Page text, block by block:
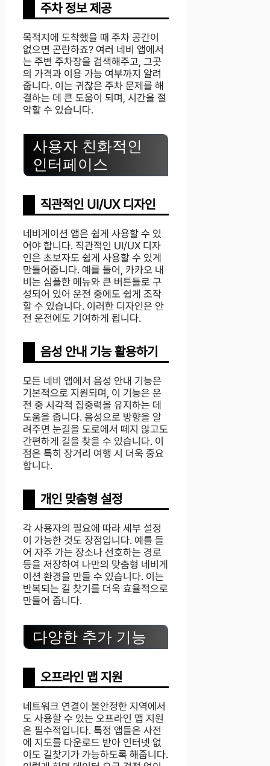
주차 정보 제공
목적지에 도착했을 때 주차 공간이
없으면 곤란하죠? 여러 네비 앱에서
는 주변 주차장을 검색해주고, 그곳
의 가격과 이용 가능 여부까지 알려
줍니다. 이는 귀찮은 주차 문제를 해
결하는 데 큰 도움이 되며, 시간을 절
약할 수 있습니다.
사용자 친화적인
인터페이스
직관적인 UI/UX 디자인
네비게이션 앱은 쉽게 사용할 수 있
어야 합니다. 직관적인 UI/UX 디자
인은 초보자도 쉽게 사용할 수 있게
만들어줍니다. 예를 들어, 카카오 내
비는 심플한 메뉴와 큰 버튼들로 구
성되어 있어 운전 중에도 쉽게 조작
할 수 있습니다. 이러한 디자인은 안
전 운전에도 기여하게 됩니다.
음성 안내 기능 활용하기
모든 네비 앱에서 음성 안내 기능은
기본적으로 지원되며, 이 기능은 운
전 중 시각적 집중력을 유지하는 데
도움을 줍니다. 음성으로 방향을 알
려주면 눈길을 도로에서 떼지 않고도
간편하게 길을 찾을 수 있습니다. 이
점은 특히 장거리 여행 시 더욱 중요
합니다.
개인 맞춤형 설정
각 사용자의 필요에 따라 세부 설정
이 가능한 것도 장점입니다. 예를 들
어 자주 가는 장소나 선호하는 경로
등을 저장하여 나만의 맞춤형 네비게
이션 환경을 만들 수 있습니다. 이는
반복되는 길 찾기를 더욱 효율적으로
만들어 줍니다.
다양한 추가 기능
오프라인 맵 지원
네트워크 연결이 불안정한 지역에서
도 사용할 수 있는 오프라인 맵 지원
은 필수적입니다. 특정 앱들은 사전
에 지도를 다운로드 받아 인터넷 없
이도 길찾기가 가능하도록 해줍니다.